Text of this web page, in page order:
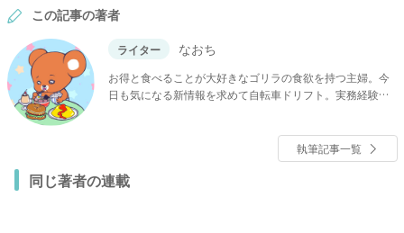
この記事の著者
ライター なおち
お得と食べることが大好きなゴリラの食欲を持つ主婦。今
日も気になる新情報を求めて自転車ドリフト。実務経験を
トーである家族が笑顔で過ごす「楽しむ節約情報」をお届
執筆記事一覧
同じ著者の連載